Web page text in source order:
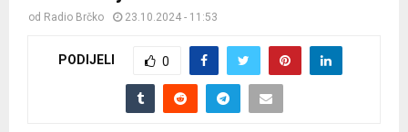
od Radio Brčko 23.10.2024 - 11:53
PODIJELI 0